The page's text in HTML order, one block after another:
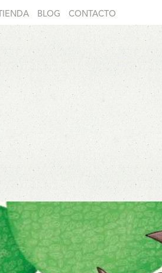
TIENDA BLOG CONTACTO